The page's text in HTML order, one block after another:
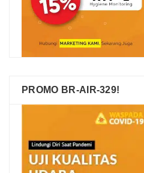
PROMO BR-AIR-329!